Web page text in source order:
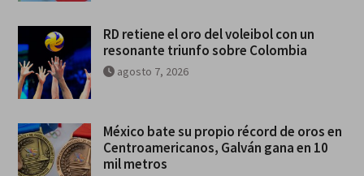
RD retiene el oro del voleibol con un
resonante triunfo sobre Colombia
agosto 7, 2026
México bate su propio récord de oros en
Centroamericanos, Galván gana en 10
mil metros